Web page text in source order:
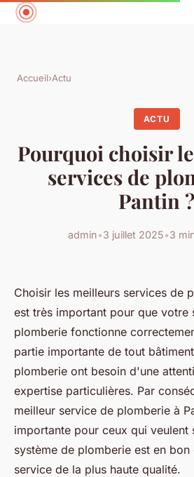
Accueil›Actu
ACTU
Pourquoi choisir
services de
Pantin ?
admin•3 juillet 2025•3
Choisir les meilleurs services de
est très important pour que votre
plomberie fonctionne
partie importante de tout
plomberie ont besoin d'une
expertise particulières. Par
meilleur service de plomberie à
importante pour ceux qui veulent
système de plomberie est en
service de la plus haute qualité.